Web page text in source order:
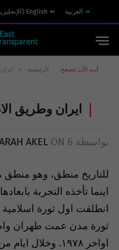
العربية English
(
أنت الآن تتصفح: الرئيسية »
ايران وطريق
بواسطة AKEL ON 6 يوليو 2009
للتاريخ منطق، وهو منطق
اينما تأخذه التجربة
انطلقت اول ثورة
ثورة مدن عمت طهران
اواخر ١٩٧٨. وخلال